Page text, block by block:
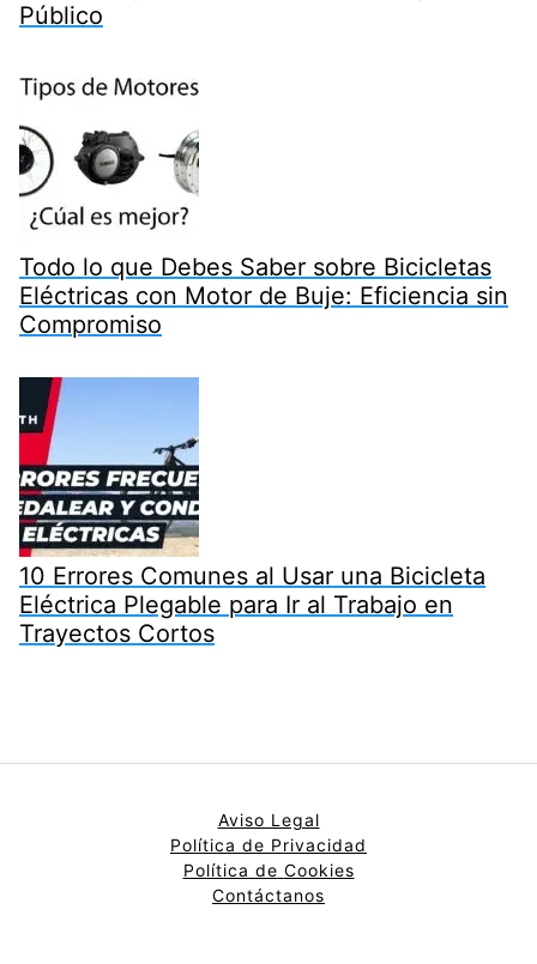
Público
Todo lo que Debes Saber sobre Bicicletas
Eléctricas con Motor de Buje: Eficiencia sin
Compromiso
10 Errores Comunes al Usar una Bicicleta
Eléctrica Plegable para Ir al Trabajo en
Trayectos Cortos
Aviso Legal
Política de Privacidad
Política de Cookies
Contáctanos